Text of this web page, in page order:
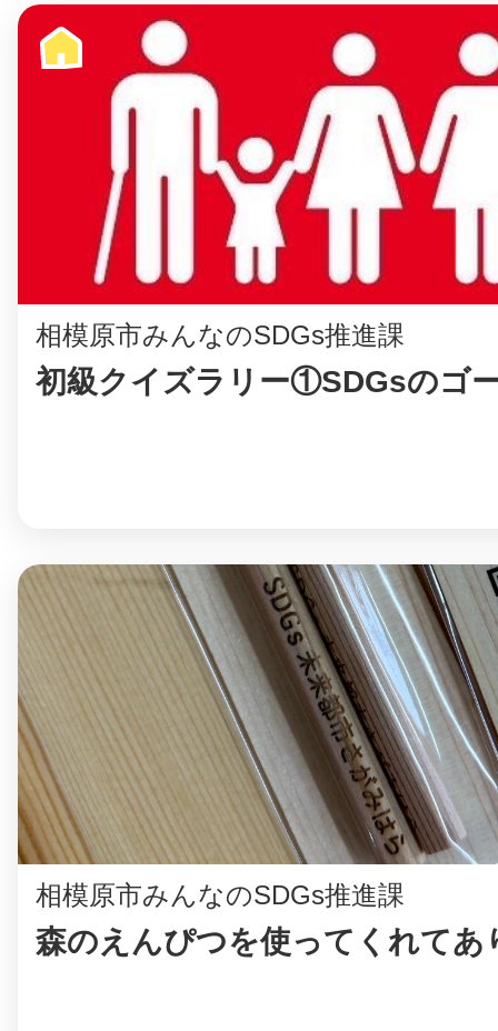
相模原市みんなのSDGs推進課
初級クイズラリー①SDGsのゴ
相模原市みんなのSDGs推進課
森のえんぴつを使ってくれてあ
まちのコイン
お知らせ
お問い合わせ
プライバシーポ
©︎ KAYAC Inc.All